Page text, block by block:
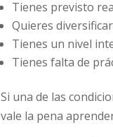
Tienes previsto
Quieres
Tienes un nivel
Tienes falta de
Si una de las
vale la pena